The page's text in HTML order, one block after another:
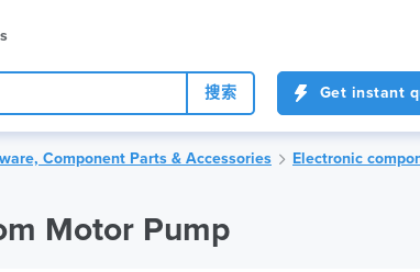
搜索 Get instant
Component Parts & Accessories Electronic
Motor Pump